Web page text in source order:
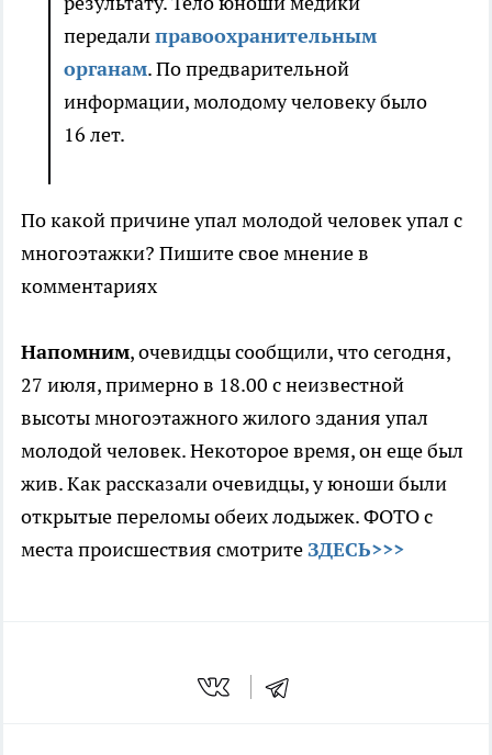
передалиправоохранительным
органам. По предварительной
информации, молодому человеку было
16 лет.
По какой причине упал молодой человек упал с
многоэтажки? Пишите свое мнение в
комментариях
Напомним, очевидцы сообщили, что сегодня,
27 июля, примерно в 18.00 с неизвестной
высоты многоэтажного жилого здания упал
молодой человек. Некоторое время, он еще был
жив. Как рассказали очевидцы, у юноши были
открытые переломы обеих лодыжек. ФОТО с
места происшествия смотритеЗДЕСЬ>>>